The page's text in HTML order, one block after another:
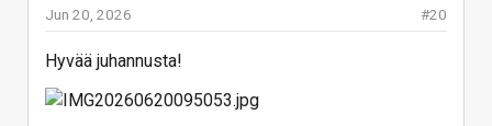
#20
Jun 20, 2026
Hyvää juhannusta!